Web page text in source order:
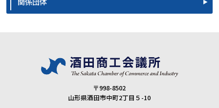
〒998-8502
山形県酒田市中町2丁目５-10